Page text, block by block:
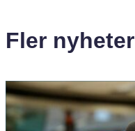
Fler nyheter